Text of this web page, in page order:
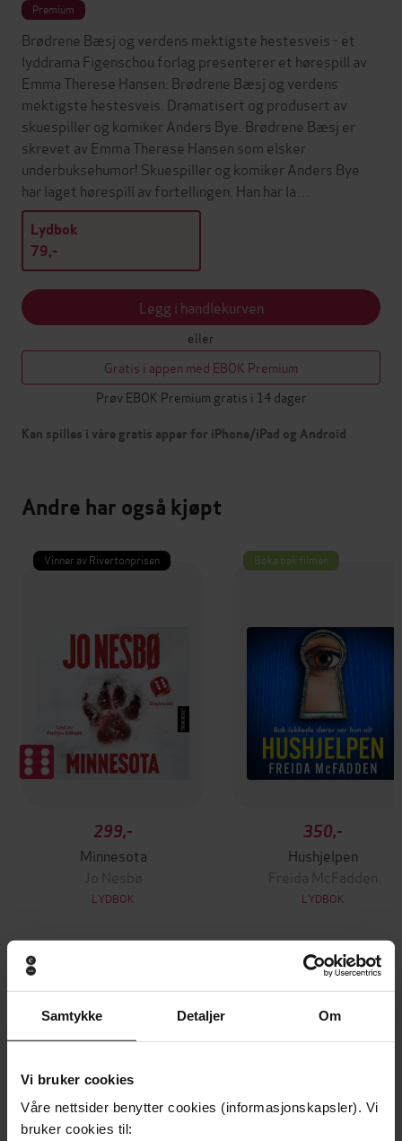
Samtykke Detaljer Om
Vi bruker cookies
Våre nettsider benytter cookies (informasjonskapsler). Vi
bruker cookies til:
Premium
Brødrene Bæsj og verdens mektigste hestesveis - et
lyddrama Figenschou forlag presenterer et hørespill av
Emma Therese Hansen: Brødrene Bæsj og verdens
mektigste hestesveis. Dramatisert og produsert av
skuespiller og komiker Anders Bye. Brødrene Bæsj er
skrevet av Emma Therese Hansen som elsker
underbuksehumor! Skuespiller og komiker Anders Bye
har laget hørespill av fortellingen. Han har la…
Lydbok
79,-
Legg i handlekurven
eller
Gratis i appen med EBOK Premium
Prøv EBOK Premium gratis i 14 dager
Kan spilles i våre gratis apper for iPhone/iPad og Android
Andre har også kjøpt
Vinner av Rivertonprisen
299,-
Minnesota
Jo Nesbø
LYDBOK
Boka bak filmen
350,-
Hushjelpen
Freida McFadden
LYDBOK
Undertittel et lyddrama
Forfattere
Figenschou
Utgitt 20.04.2022